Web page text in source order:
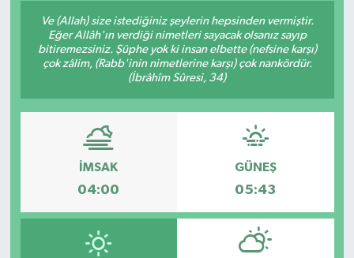
Ve (Allah) size istediğiniz şeylerin hepsinden vermiştir.
Eğer Allâh'ın verdiği nimetleri sayacak olsanız sayıp
bitiremezsiniz. Şüphe yok ki insan elbette (nefsine karşı)
çok zâlim, (Rabb'inin nimetlerine karşı) çok nankördür.
(İbrâhîm Sûresi, 34)
İMSAK
04:00
GÜNEŞ
05:43
Siyaset
Spor
Video Galeri
Yaşam